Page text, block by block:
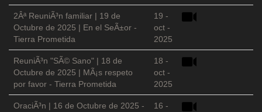
2Âª ReuniÃ³n familiar | 19 de
Octubre de 2025 | En el SeÃ±or -
Tierra Prometida
19 -
oct -
2025
ReuniÃ³n "SÃ© Sano" | 18 de
Octubre de 2025 | MÃ¡s respeto
por favor - Tierra Prometida
18 -
oct -
2025
OraciÃ³n | 16 de Octubre de 2025 -
16 -